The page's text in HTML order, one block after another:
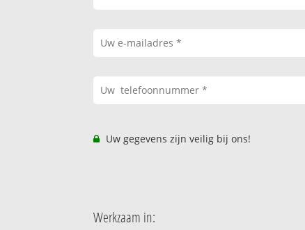
Uw gegevens zijn veilig bij ons!
Werkzaam in: